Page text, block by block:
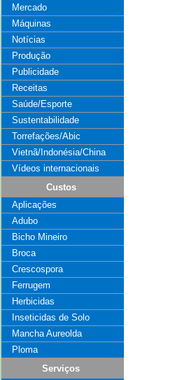
Mercado
Máquinas
Notícias
Produção
Publicidade
Receitas
Saúde/Esporte
Sustentabilidade
Torrefações/Abic
Vietnã/Indonésia/China
Vídeos internacionais
Custos
Aplicações
Adubo
Bicho Mineiro
Broca
Crescospora
Ferrugem
Herbicidas
Inseticidas de Solo
Mancha Aureolda
Ploma
Serviços